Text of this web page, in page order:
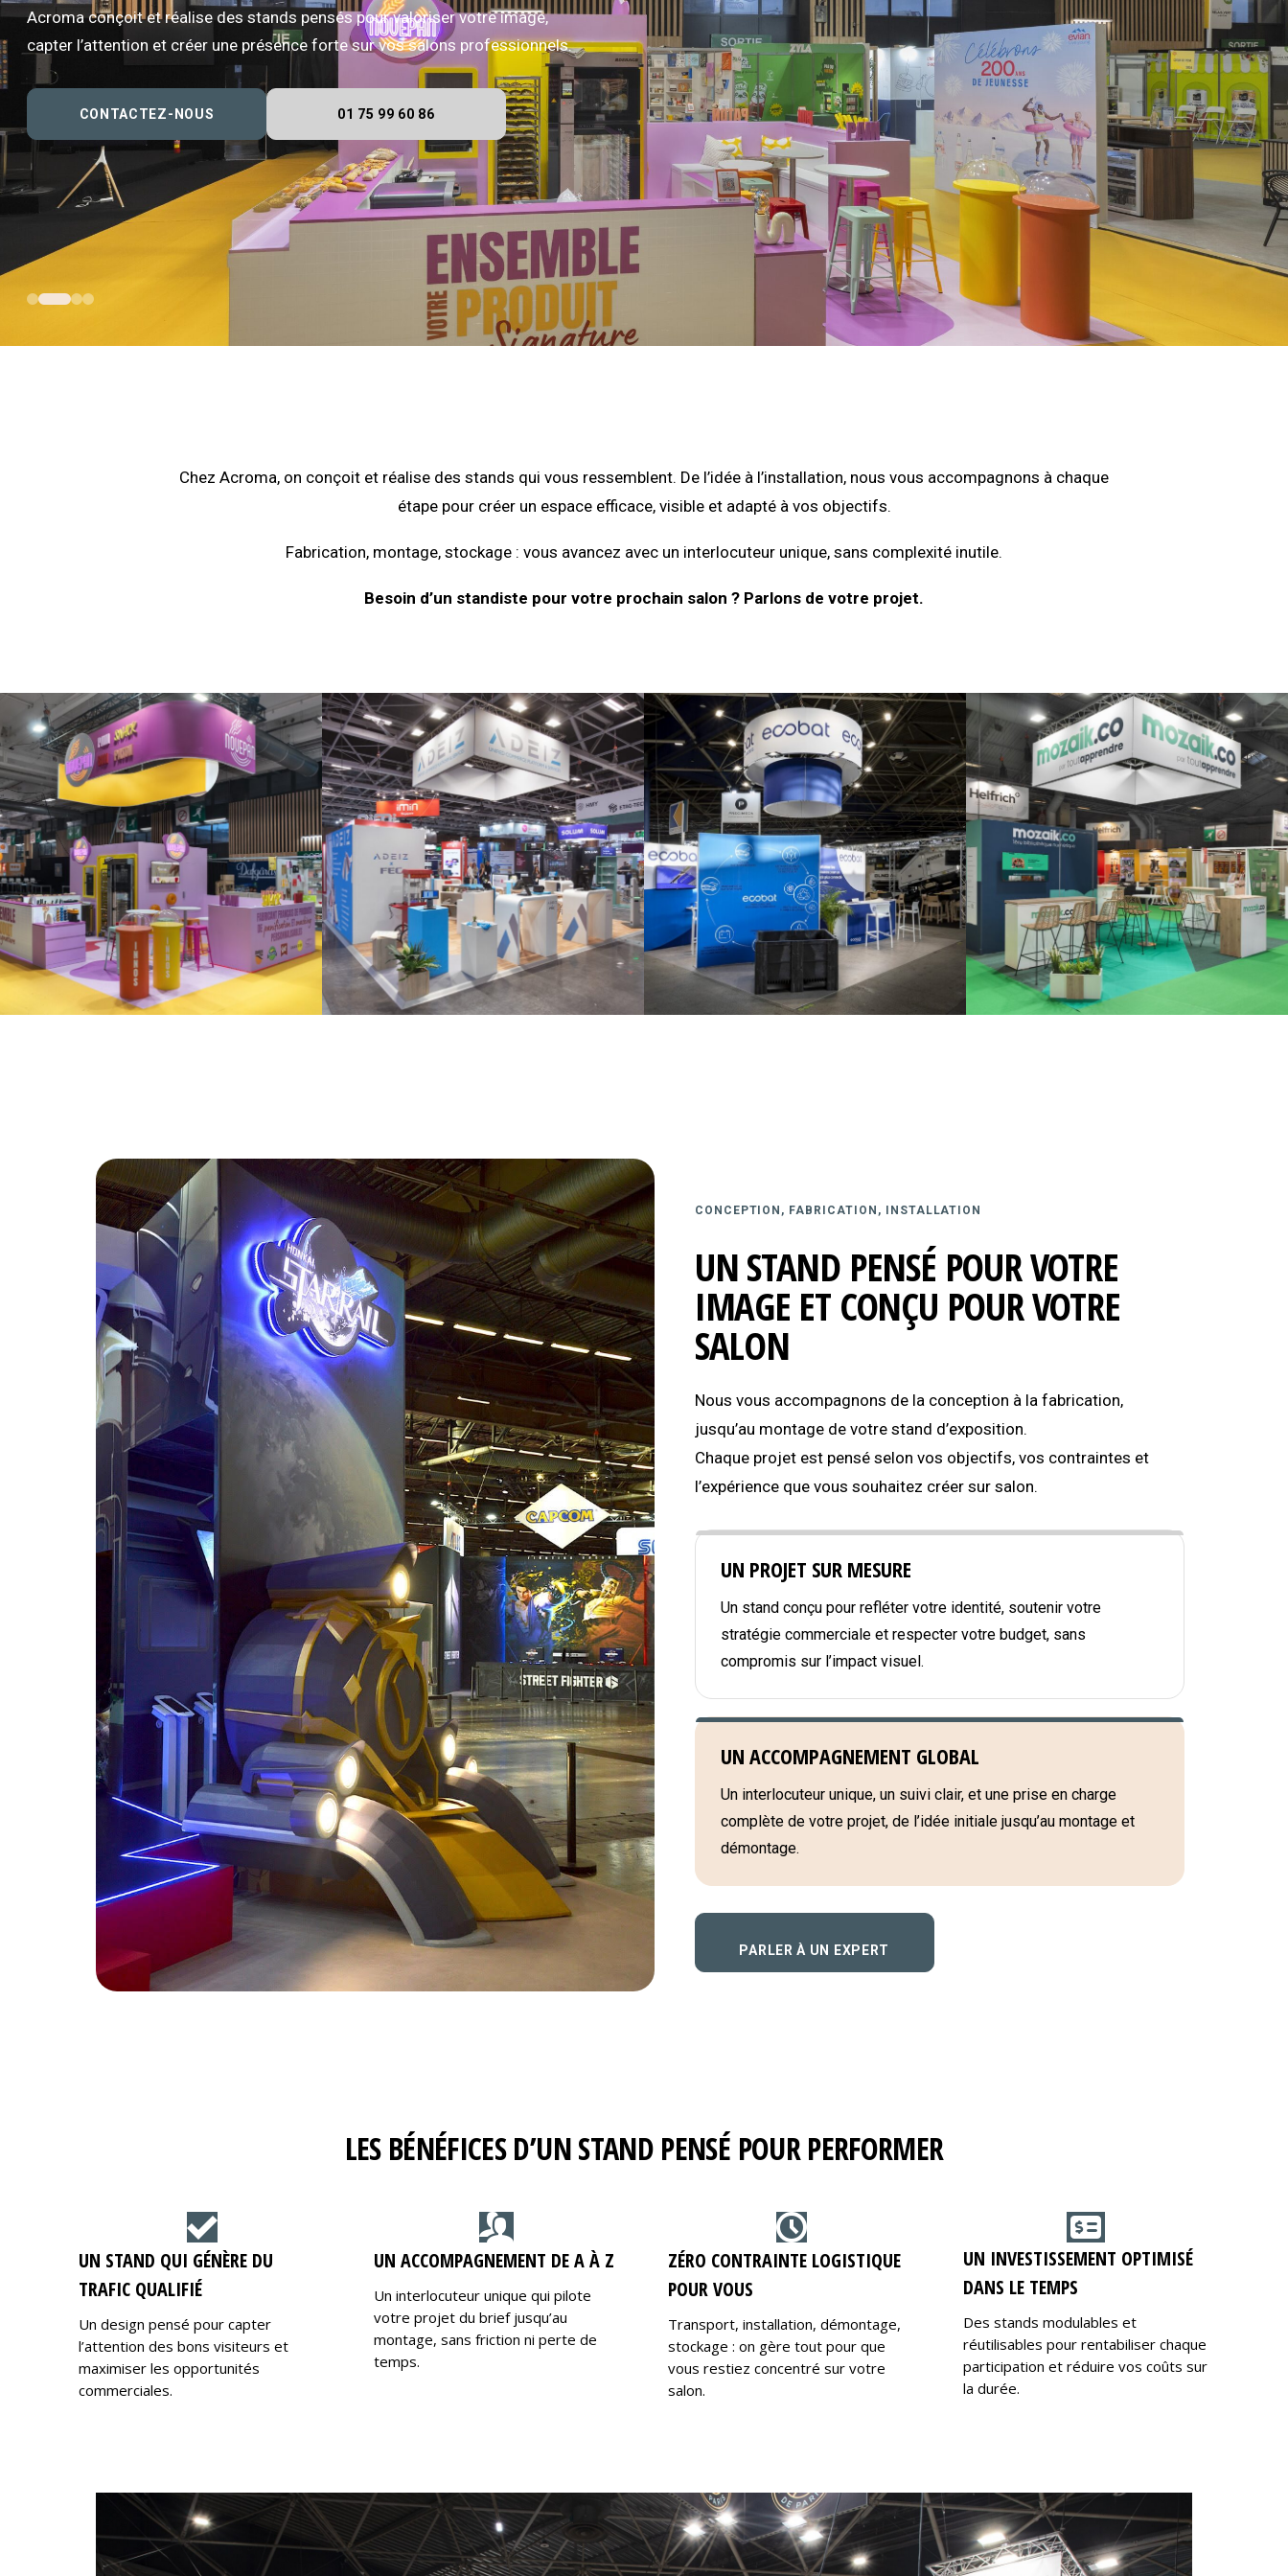
Acroma conçoit et réalise des stands pensés pour valoriser votre image,
capter l’attention et créer une présence forte sur vos salons professionnels.
CONTACTEZ-NOUS 01 75 99 60 86
Chez Acroma, on conçoit et réalise des stands qui vous ressemblent. De l’idée à l’installation, nous vous accompagnons à chaque
étape pour créer un espace efficace, visible et adapté à vos objectifs.
Fabrication, montage, stockage : vous avancez avec un interlocuteur unique, sans complexité inutile.
Besoin d’un standiste pour votre prochain salon ? Parlons de votre projet.
CONCEPTION, FABRICATION, INSTALLATION
UN STAND PENSÉ POUR VOTRE
IMAGE ET CONÇU POUR VOTRE
SALON
Nous vous accompagnons de la conception à la fabrication,
jusqu’au montage de votre stand d’exposition.
Chaque projet est pensé selon vos objectifs, vos contraintes et
l’expérience que vous souhaitez créer sur salon.
UN PROJET SUR MESURE
Un stand conçu pour refléter votre identité, soutenir votre
stratégie commerciale et respecter votre budget, sans
compromis sur l’impact visuel.
UN ACCOMPAGNEMENT GLOBAL
Un interlocuteur unique, un suivi clair, et une prise en charge
complète de votre projet, de l’idée initiale jusqu’au montage et
démontage.
PARLER À UN EXPERT
LES BÉNÉFICES D’UN STAND PENSÉ POUR PERFORMER
UN STAND QUI GÉNÈRE DU
TRAFIC QUALIFIÉ
Un design pensé pour capter
l’attention des bons visiteurs et
maximiser les opportunités
commerciales.
UN ACCOMPAGNEMENT DE A À Z
Un interlocuteur unique qui pilote
votre projet du brief jusqu’au
montage, sans friction ni perte de
temps.
ZÉRO CONTRAINTE LOGISTIQUE
POUR VOUS
Transport, installation, démontage,
stockage : on gère tout pour que
vous restiez concentré sur votre
salon.
UN INVESTISSEMENT OPTIMISÉ
DANS LE TEMPS
Des stands modulables et
réutilisables pour rentabiliser chaque
participation et réduire vos coûts sur
la durée.